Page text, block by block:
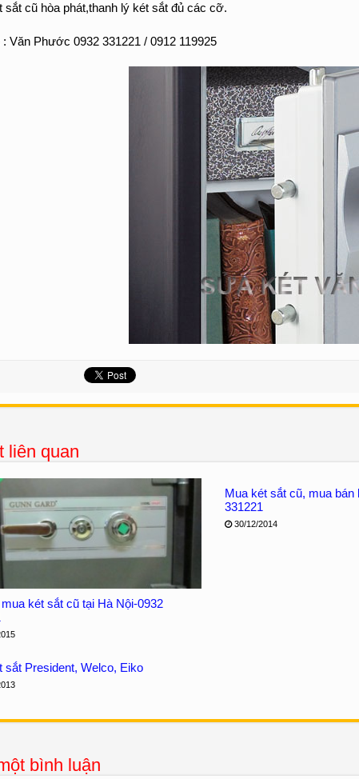
sắt cũ hòa phát,thanh lý két sắt đủ các cỡ.
: Văn Phước 0932 331221 / 0912 119925
liên quan
két sắt cũ tại Hà Nội-0932
Mua két sắt cũ, mua bán
331221
30/12/2014
sắt President, Welco, Eiko
bình luận